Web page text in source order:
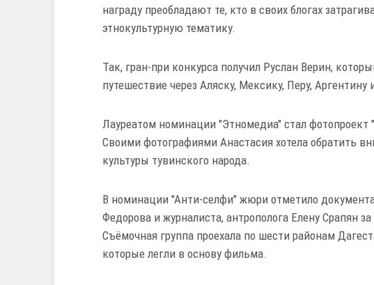
награду преобладают те, кто в своих блогах
этнокультурную тематику.
Так, гран-при конкурса получил Руслан Верин,
путешествие через Аляску, Мексику, Перу,
Лауреатом номинации "Этномедиа" стал фотопроект
Своими фотографиями Анастасия хотела обратить
культуры тувинского народа.
В номинации "Анти-селфи" жюри отметило
Федорова и журналиста, антрополога Елену Срапян
Съёмочная группа проехала по шести районам
которые легли в основу фильма.